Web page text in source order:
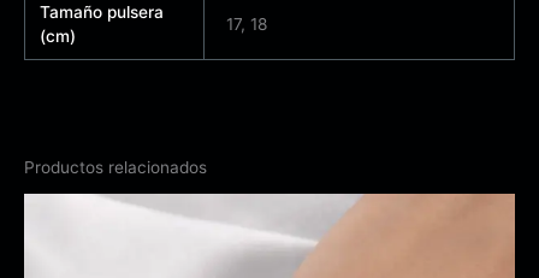
Tamaño pulsera
(cm)
17, 18
Productos relacionados